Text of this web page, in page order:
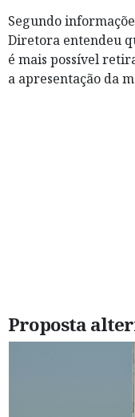
Segundo
Diretora entendeu
é mais possível
a apresentação da
Proposta